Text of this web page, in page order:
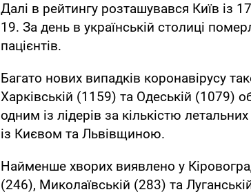
Далі в рейтингу розташувався Київ із
19. За день в українській столиці
пацієнтів.
Багато нових випадків коронавірусу
Харківській (1159) та Одеській (1079)
одним із лідерів за кількістю
із Києвом та Львівщиною.
Найменше хворих виявлено у
(246), Миколаївській (283) та